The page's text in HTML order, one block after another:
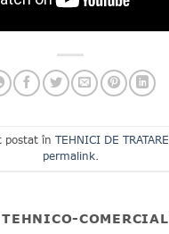
postat în TEHNICI DE TRATARE
permalink.
COMERCIAL